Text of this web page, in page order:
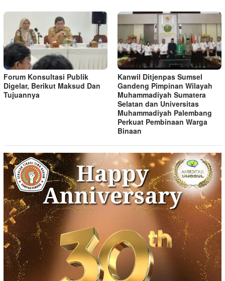
Forum Konsultasi Publik
Digelar, Berikut Maksud Dan
Tujuannya
Kanwil Ditjenpas Sumsel
Gandeng Pimpinan Wilayah
Muhammadiyah Sumatera
Selatan dan Universitas
Muhammadiyah Palembang
Perkuat Pembinaan Warga
Binaan